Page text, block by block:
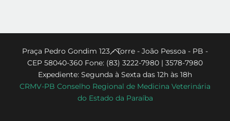
Back
To
Top
Praça Pedro Gondim 123 - Torre - João Pessoa - PB -
CEP 58040-360 Fone: (83) 3222-7980 | 3578-7980
Expediente: Segunda à Sexta das 12h às 18h
CRMV-PB Conselho Regional de Medicina Veterinária
do Estado da Paraíba